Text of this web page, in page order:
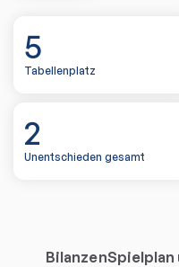
5
Tabellenplatz
2
Unentschieden gesamt
BilanzenSpielplan